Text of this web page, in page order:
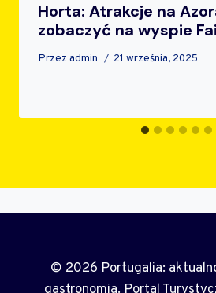
Horta: Atrakcje na
zobaczyć na wyspie
Przez admin 21 września, 2025
© 2026 Portugalia: